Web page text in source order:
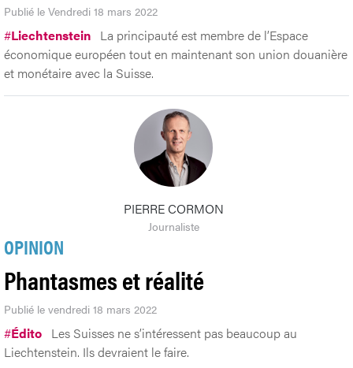
Publié le Vendredi 18 mars 2022
#Liechtenstein La principauté est membre de l’Espace
économique européen tout en maintenant son union douanière
et monétaire avec la Suisse.
PIERRE CORMON
Journaliste
OPINION
Phantasmes et réalité
Publié le vendredi 18 mars 2022
#Édito Les Suisses ne s’intéressent pas beaucoup au
Liechtenstein. Ils devraient le faire.